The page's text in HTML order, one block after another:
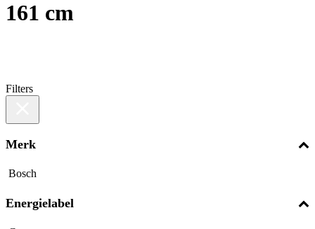
161 cm
Filters
Merk
Bosch
Energielabel